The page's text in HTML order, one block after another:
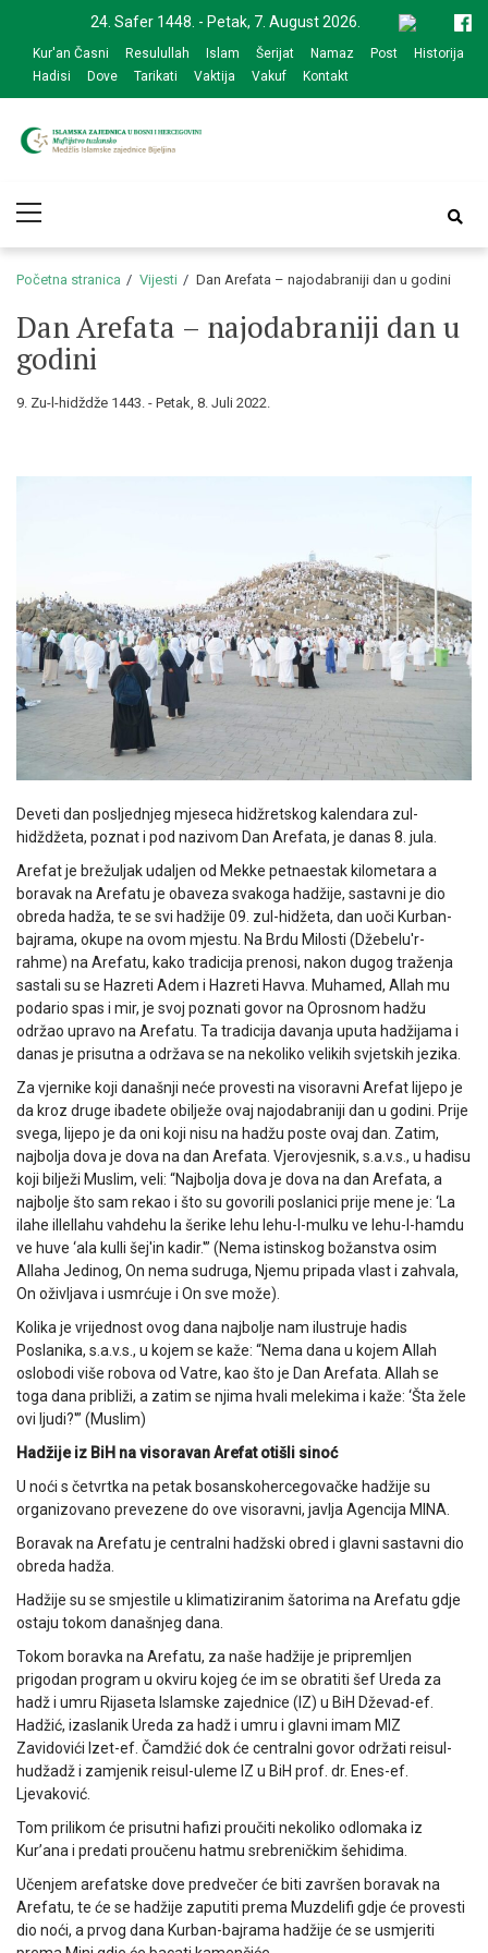
navigation
content
24. Safer 1448. - Petak, 7. August 2026.
Kur'an Časni Resulullah Islam Šerijat Namaz Post
Historija
Hadisi
Dove Tarikati Vaktija Vakuf Kontakt
zajednice Bijeljina
Menu
Početna stranica Vijesti Dan Arefata – najodabraniji dan u godini
Dan Arefata – najodabraniji dan u
godini
9. Zu-l-hidždže 1443. - Petak, 8. Juli 2022.
Deveti dan posljednjeg mjeseca hidžretskog kalendara zul-
hidždžeta, poznat i pod nazivom Dan Arefata, je danas 8. jula.
Arefat je brežuljak udaljen od Mekke petnaestak kilometara a
boravak na Arefatu je obaveza svakoga hadžije, sastavni je dio
obreda hadža, te se svi hadžije 09. zul-hidžeta, dan uoči Kurban-
bajrama, okupe na ovom mjestu. Na Brdu Milosti (Džebelu'r-
rahme) na Arefatu, kako tradicija prenosi, nakon dugog traženja
sastali su se Hazreti Adem i Hazreti Havva. Muhamed, Allah mu
podario spas i mir, je svoj poznati govor na Oprosnom hadžu
održao upravo na Arefatu. Ta tradicija davanja uputa hadžijama i
danas je prisutna a održava se na nekoliko velikih svjetskih jezika.
Za vjernike koji današnji neće provesti na visoravni Arefat lijepo je
da kroz druge ibadete obilježe ovaj najodabraniji dan u godini. Prije
svega, lijepo je da oni koji nisu na hadžu poste ovaj dan. Zatim,
najbolja dova je dova na dan Arefata. Vjerovjesnik, s.a.v.s., u hadisu
koji bilježi Muslim, veli: “Najbolja dova je dova na dan Arefata, a
najbolje što sam rekao i što su govorili poslanici prije mene je: ‘La
ilahe illellahu vahdehu la šerike lehu lehu-l-mulku ve lehu-l-hamdu
ve huve ‘ala kulli šej'in kadir.'” (Nema istinskog božanstva osim
Allaha Jedinog, On nema sudruga, Njemu pripada vlast i zahvala,
On oživljava i usmrćuje i On sve može).
Kolika je vrijednost ovog dana najbolje nam ilustruje hadis
Poslanika, s.a.v.s., u kojem se kaže: “Nema dana u kojem Allah
oslobodi više robova od Vatre, kao što je Dan Arefata. Allah se
toga dana približi, a zatim se njima hvali melekima i kaže: ‘Šta žele
ovi ljudi?'” (Muslim)
Hadžije iz BiH na visoravan Arefat otišli sinoć
U noći s četvrtka na petak bosanskohercegovačke hadžije su
organizovano prevezene do ove visoravni, javlja Agencija MINA.
Boravak na Arefatu je centralni hadžski obred i glavni sastavni dio
obreda hadža.
Hadžije su se smjestile u klimatiziranim šatorima na Arefatu gdje
ostaju tokom današnjeg dana.
Tokom boravka na Arefatu, za naše hadžije je pripremljen
prigodan program u okviru kojeg će im se obratiti šef Ureda za
hadž i umru Rijaseta Islamske zajednice (IZ) u BiH Dževad-ef.
Hadžić, izaslanik Ureda za hadž i umru i glavni imam MIZ
Zavidovići Izet-ef. Čamdžić dok će centralni govor održati reisul-
hudžadž i zamjenik reisul-uleme IZ u BiH prof. dr. Enes-ef.
Ljevaković.
Tom prilikom će prisutni hafizi proučiti nekoliko odlomaka iz
Kur’ana i predati proučenu hatmu srebreničkim šehidima.
Učenjem arefatske dove predvečer će biti završen boravak na
Arefatu, te će se hadžije zaputiti prema Muzdelifi gdje će provesti
dio noći, a prvog dana Kurban-bajrama hadžije će se usmjeriti